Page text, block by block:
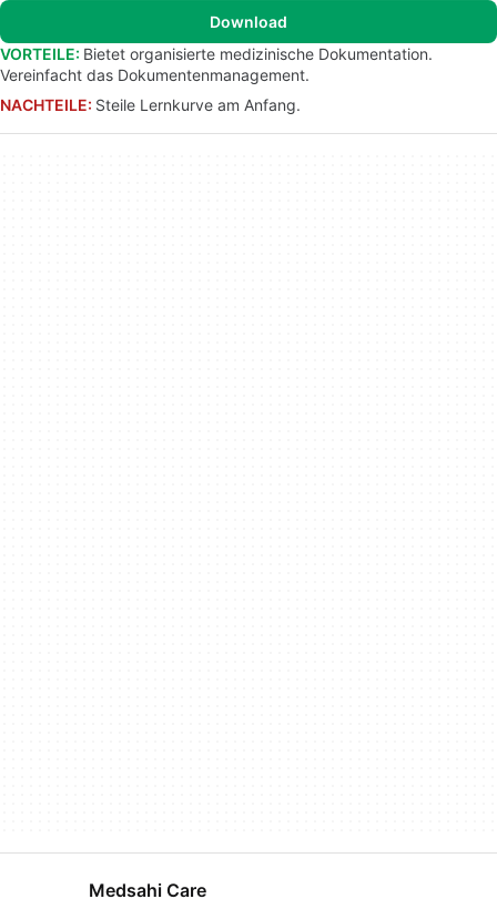
Download
VORTEILE: Bietet organisierte medizinische Dokumentation.
Vereinfacht das Dokumentenmanagement.
NACHTEILE: Steile Lernkurve am Anfang.
Medsahi Care